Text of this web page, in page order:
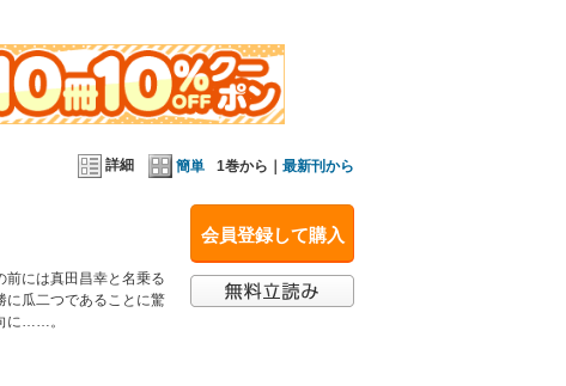
詳細 簡単 1巻から｜ 最新刊から
会員登録して購入
前には真田昌幸と名乗る
に瓜二つであることに驚
に……。